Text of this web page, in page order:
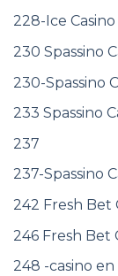
228-Ice
230 Spassino
230-Spassino
233 Spassino
237
237-Spassino
242 Fresh Bet
246 Fresh Bet
248 -casino